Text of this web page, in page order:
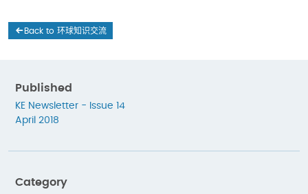
Back to 环球知识交流
Published
KE Newsletter - Issue 14
April 2018
Category